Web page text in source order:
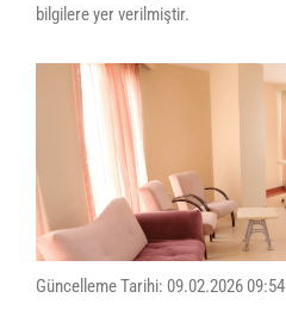
bilgilere yer verilmiştir.
Güncelleme Tarihi: 09.02.2026 09:54